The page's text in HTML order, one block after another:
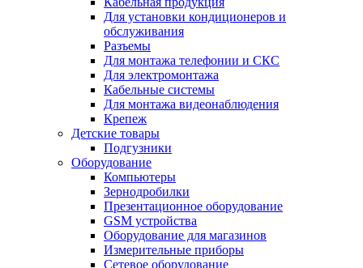
Для установки кондиционеров и
обслуживания
Разъемы
Для монтажа телефонии и СКС
Для электромонтажа
Кабельные системы
Для монтажа видеонаблюдения
Крепеж
Детские товары
Подгузники
Оборудование
Компьютеры
Зернодробилки
Презентационное оборудование
GSM устройства
Оборудование для магазинов
Измерительные приборы
Сетевое оборудование